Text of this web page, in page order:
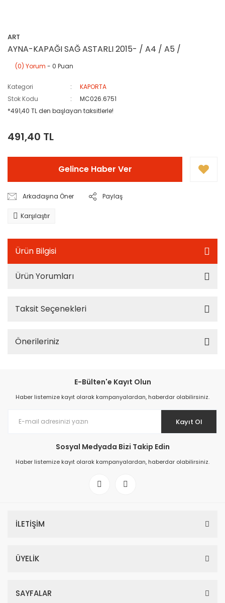
ART
AYNA-KAPAĞI SAĞ ASTARLI 2015- / A4 / A5 /
(0) Yorum - 0 Puan
Kategori
KAPORTA
Stok Kodu
MC026.6751
*491,40 TL den başlayan taksitlerle!
491,40 TL
Gelince Haber Ver
Arkadaşına Öner Paylaş
Karşılaştır
Ürün Bilgisi
Ürün Yorumları
Taksit Seçenekleri
Önerileriniz
E-Bülten'e Kayıt Olun
Haber listemize kayıt olarak kampanyalardan, haberdar olabilirsiniz.
Kayıt Ol
Sosyal Medyada Bizi Takip Edin
Haber listemize kayıt olarak kampanyalardan, haberdar olabilirsiniz.
İLETİŞİM
ÜYELİK
SAYFALAR